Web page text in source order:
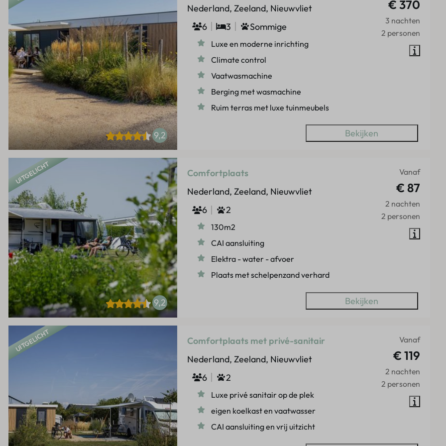
9,2
€ 370
3 nachten
2 personen
Nederland, Zeeland, Nieuwvliet
6
3 Sommige
Luxe en moderne inrichting
Climate control
Vaatwasmachine
Berging met wasmachine
Ruim terras met luxe tuinmeubels
Bekijken
UITGELICHT
9,2
Vanaf
€ 87
2 nachten
2 personen
Comfortplaats
Nederland, Zeeland, Nieuwvliet
6
2
130m2
CAI aansluiting
Elektra - water - afvoer
Plaats met schelpenzand verhard
Bekijken
UITGELICHT Vanaf
€ 119
2 nachten
2 personen
Comfortplaats met privé-sanitair
Nederland, Zeeland, Nieuwvliet
6
2
Luxe privé sanitair op de plek
eigen koelkast en vaatwasser
CAI aansluiting en vrij uitzicht